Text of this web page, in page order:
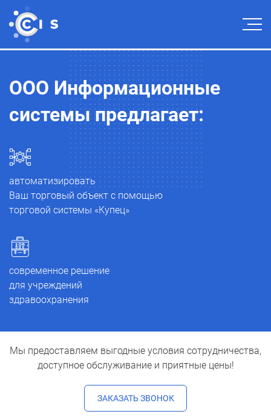
ООО Информационные
системыпредлагает:
автоматизировать
Ваш торговый объект с помощью
торговой системы «Купец»
современное решение
для учреждений
здравоохранения
Мы предоставляем выгодные условия сотрудничества,
доступное обслуживание и приятные цены!
ЗАКАЗАТЬ ЗВОНОК